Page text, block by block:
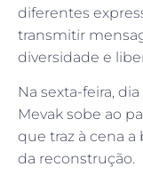
diferentes
transmitir
diversidade e
Na sexta-feira,
Mevak sobe ao
que traz à cena a
da reconstrução.